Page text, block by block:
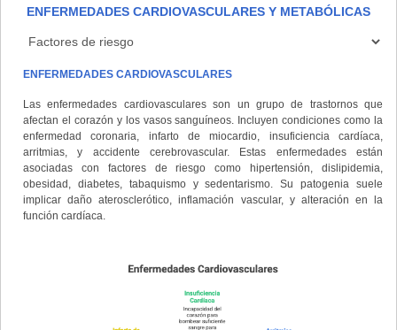
ENFERMEDADES CARDIOVASCULARES Y METABÓLICAS
ENFERMEDADES CARDIOVASCULARES
Las enfermedades cardiovasculares son un grupo de trastornos que
afectan el corazón y los vasos sanguíneos. Incluyen condiciones como la
enfermedad coronaria, infarto de miocardio, insuficiencia cardíaca,
arritmias, y accidente cerebrovascular. Estas enfermedades están
asociadas con factores de riesgo como hipertensión, dislipidemia,
obesidad, diabetes, tabaquismo y sedentarismo. Su patogenia suele
implicar daño aterosclerótico, inflamación vascular, y alteración en la
función cardíaca.